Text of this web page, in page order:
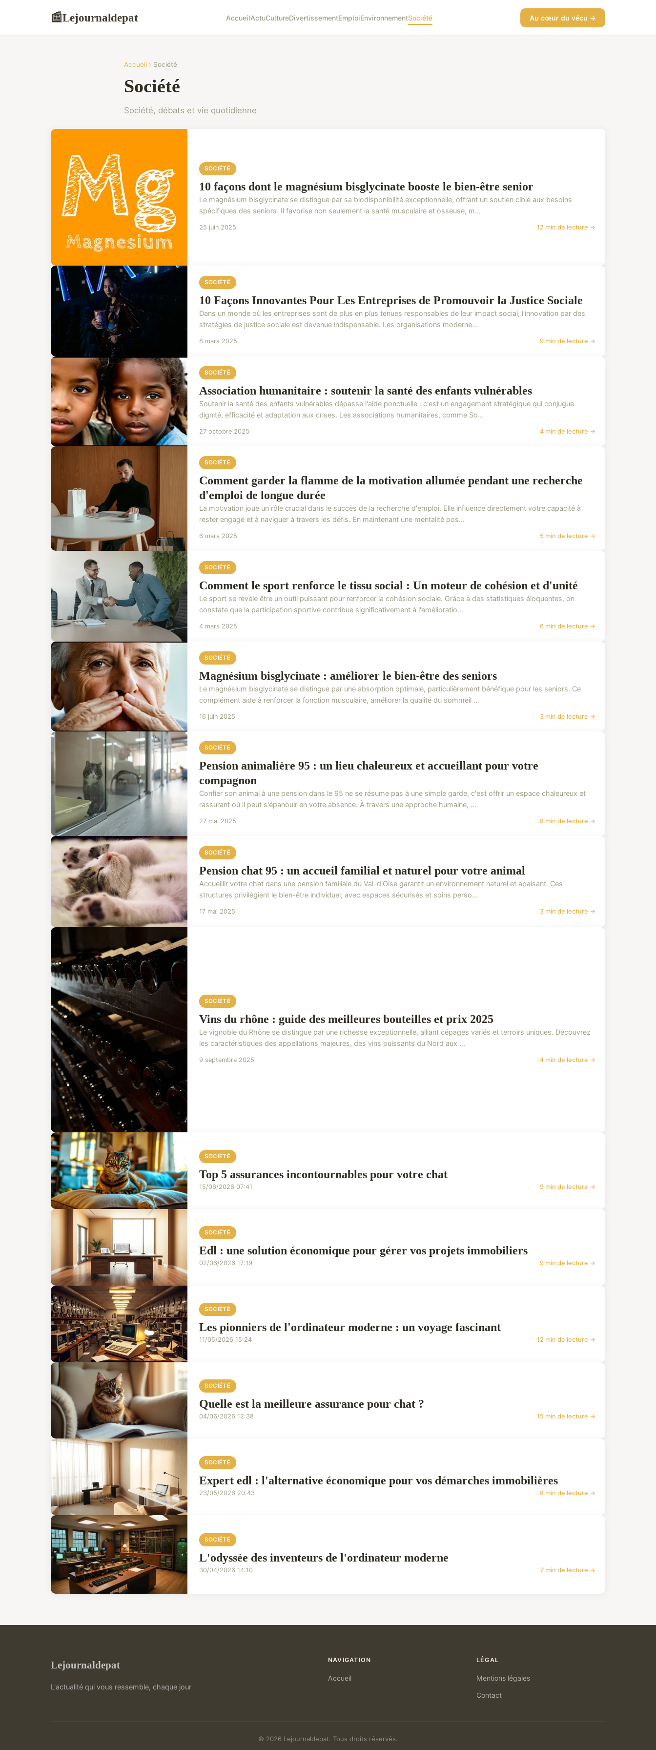
📰Lejournaldepat AccueilActuCultureDivertissementEmploiEnvironnementSociété Au cœur du vécu →
Accueil › Société
Société
Société, débats et vie quotidienne
SOCIÉTÉ
10 façons dont le magnésium bisglycinate booste le bien-être senior
Le magnésium bisglycinate se distingue par sa biodisponibilité exceptionnelle, offrant un soutien ciblé aux besoins
spécifiques des seniors. Il favorise non seulement la santé musculaire et osseuse, m...
25 juin 2025 12 min de lecture →
SOCIÉTÉ
10 Façons Innovantes Pour Les Entreprises de Promouvoir la Justice Sociale
Dans un monde où les entreprises sont de plus en plus tenues responsables de leur impact social, l'innovation par des
stratégies de justice sociale est devenue indispensable. Les organisations moderne...
8 mars 2025 9 min de lecture →
SOCIÉTÉ
Association humanitaire : soutenir la santé des enfants vulnérables
Soutenir la santé des enfants vulnérables dépasse l'aide ponctuelle : c'est un engagement stratégique qui conjugue
dignité, efficacité et adaptation aux crises. Les associations humanitaires, comme So...
27 octobre 2025 4 min de lecture →
SOCIÉTÉ
Comment garder la flamme de la motivation allumée pendant une recherche
d'emploi de longue durée
La motivation joue un rôle crucial dans le succès de la recherche d'emploi. Elle influence directement votre capacité à
rester engagé et à naviguer à travers les défis. En maintenant une mentalité pos...
6 mars 2025 5 min de lecture →
SOCIÉTÉ
Comment le sport renforce le tissu social : Un moteur de cohésion et d'unité
Le sport se révèle être un outil puissant pour renforcer la cohésion sociale. Grâce à des statistiques éloquentes, on
constate que la participation sportive contribue significativement à l'amélioratio...
4 mars 2025 6 min de lecture →
SOCIÉTÉ
Magnésium bisglycinate : améliorer le bien-être des seniors
Le magnésium bisglycinate se distingue par une absorption optimale, particulièrement bénéfique pour les seniors. Ce
complément aide à renforcer la fonction musculaire, améliorer la qualité du sommeil ...
16 juin 2025 3 min de lecture →
SOCIÉTÉ
Pension animalière 95 : un lieu chaleureux et accueillant pour votre
compagnon
Confier son animal à une pension dans le 95 ne se résume pas à une simple garde, c'est offrir un espace chaleureux et
rassurant où il peut s'épanouir en votre absence. À travers une approche humaine, ...
27 mai 2025 8 min de lecture →
SOCIÉTÉ
Pension chat 95 : un accueil familial et naturel pour votre animal
Accueillir votre chat dans une pension familiale du Val-d'Oise garantit un environnement naturel et apaisant. Ces
structures privilégient le bien-être individuel, avec espaces sécurisés et soins perso...
17 mai 2025 3 min de lecture →
SOCIÉTÉ
Vins du rhône : guide des meilleures bouteilles et prix 2025
Le vignoble du Rhône se distingue par une richesse exceptionnelle, alliant cépages variés et terroirs uniques. Découvrez
les caractéristiques des appellations majeures, des vins puissants du Nord aux ...
9 septembre 2025 4 min de lecture →
SOCIÉTÉ
Top 5 assurances incontournables pour votre chat
15/06/2026 07:41 9 min de lecture →
SOCIÉTÉ
Edl : une solution économique pour gérer vos projets immobiliers
02/06/2026 17:19 9 min de lecture →
SOCIÉTÉ
Les pionniers de l'ordinateur moderne : un voyage fascinant
11/05/2026 15:24 12 min de lecture →
SOCIÉTÉ
Quelle est la meilleure assurance pour chat ?
04/06/2026 12:38 15 min de lecture →
SOCIÉTÉ
Expert edl : l'alternative économique pour vos démarches immobilières
23/05/2026 20:43 8 min de lecture →
SOCIÉTÉ
L'odyssée des inventeurs de l'ordinateur moderne
30/04/2026 14:10 7 min de lecture →
Lejournaldepat
L'actualité qui vous ressemble, chaque jour
NAVIGATION
Accueil
LÉGAL
Mentions légales
Contact
© 2026 Lejournaldepat. Tous droits réservés.